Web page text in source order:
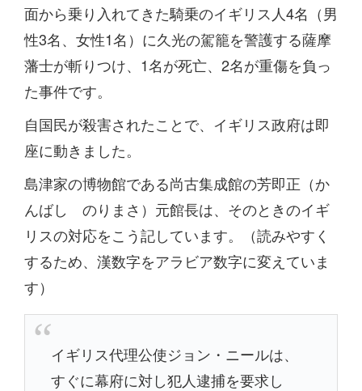
面から乗り入れてきた騎乗のイギリス人4名（男
性3名、女性1名）に久光の駕籠を警護する薩摩
藩士が斬りつけ、1名が死亡、2名が重傷を負っ
た事件です。
自国民が殺害されたことで、イギリス政府は即
座に動きました。
島津家の博物館である尚古集成館の芳即正（か
んばし のりまさ）元館長は、そのときのイギ
リスの対応をこう記しています。（読みやすく
するため、漢数字をアラビア数字に変えていま
す）
イギリス代理公使ジョン・ニールは、
すぐに幕府に対し犯人逮捕を要求し